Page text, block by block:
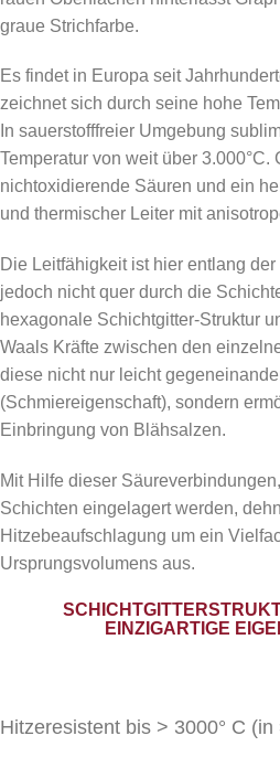
graue Strichfarbe.
Es findet in Europa seit
zeichnet sich durch seine hohe
In sauerstofffreier Umgebung
Temperatur von weit über
nichtoxidierende Säuren und ein
und thermischer Leiter mit
Die Leitfähigkeit ist hier entlang
jedoch nicht quer durch die
hexagonale Schichtgitter-Struktur
Waals Kräfte zwischen den
diese nicht nur leicht
(Schmiereigenschaft), sondern
Einbringung von Blähsalzen.
Mit Hilfe dieser
Schichten eingelagert werden,
Hitzebeaufschlagung um ein
Ursprungsvolumens aus.
EINZIGARTIGE
Hitzeresistent bis > 3000° C